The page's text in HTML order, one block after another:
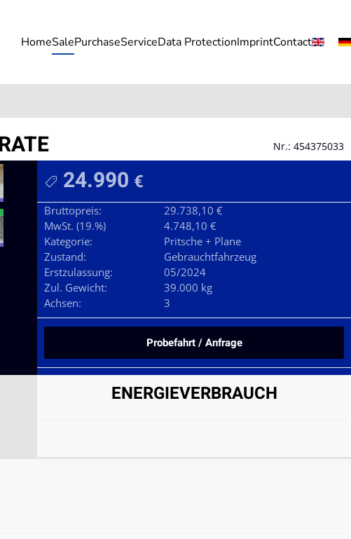
HomeSalePurchaseServiceData ProtectionImprintContact
Nr.: 454375033
24.990 €
Bruttopreis:
29.738,10 €
MwSt. (19.%)
4.748,10 €
Kategorie:
Pritsche + Plane
Zustand:
Gebrauchtfahrzeug
Erstzulassung:
05/2024
Zul. Gewicht:
39.000 kg
Achsen:
3
Probefahrt / Anfrage
ENERGIEVERBRAUCH